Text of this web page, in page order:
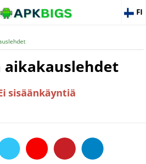
FI
aikakauslehdet
sisäänkäyntiä